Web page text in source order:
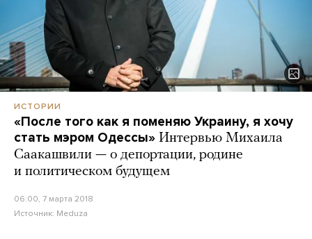
ИСТОРИИ
«После того как я поменяю Украину, я хочу
стать мэром Одессы» Интервью Михаила
Саакашвили — о депортации, родине
и политическом будущем
06:00, 7 марта 2018
Источник: Meduza